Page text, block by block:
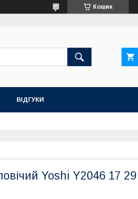
Кошик
ВІДГУКИ
Yoshi Y2046 17 29